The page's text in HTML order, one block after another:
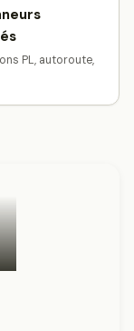
PL, autoroute,